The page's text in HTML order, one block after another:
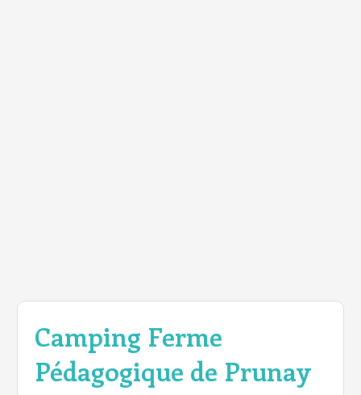
Camping Ferme
Pédagogique de Prunay